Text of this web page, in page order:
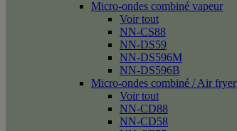
Micro-ondes combiné vapeur
Voir tout
NN-CS88
NN-DS59
NN-DS596M
NN-DS596B
Micro-ondes combiné / Air fryer
Voir tout
NN-CD88
NN-CD58